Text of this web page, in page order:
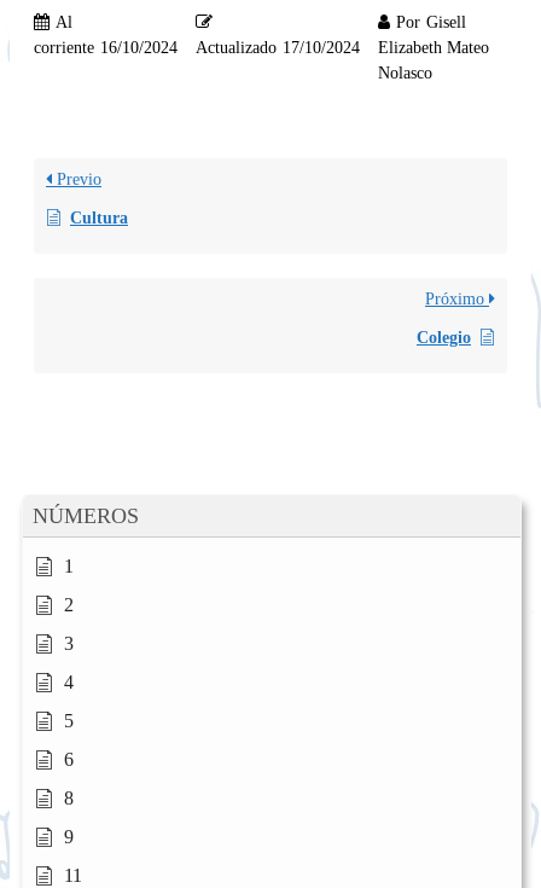
NÚMEROS
1
2
3
4
5
6
8
9
11
Al
corriente 16/10/2024 Actualizado 17/10/2024
Por Gisell
Elizabeth Mateo
Nolasco
Previo
Cultura
Próximo
Colegio